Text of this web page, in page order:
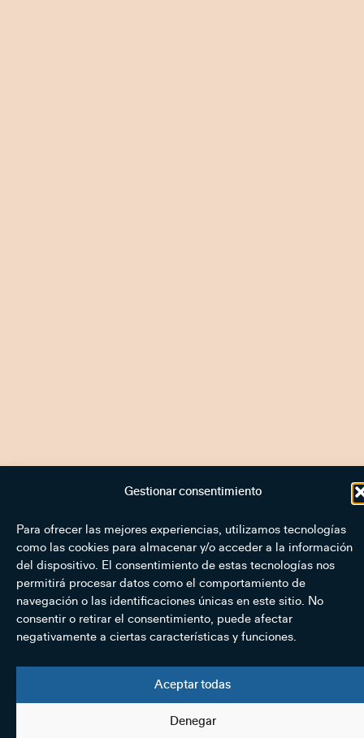
Gestionar consentimiento
Para ofrecer las mejores experiencias, utilizamos tecnologías
como las cookies para almacenar y/o acceder a la información
del dispositivo. El consentimiento de estas tecnologías nos
permitirá procesar datos como el comportamiento de
navegación o las identificaciones únicas en este sitio. No
consentir o retirar el consentimiento, puede afectar
negativamente a ciertas características y funciones.
Aceptar todas
Denegar